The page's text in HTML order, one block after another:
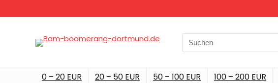
Search
for:
0 – 20 EUR 20 – 50 EUR 50 – 100 EUR 100 – 200 EUR